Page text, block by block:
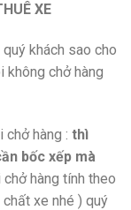
XE
quý khách sao cho
không chở hàng
chở hàng : thì
bốc xếp mà
hàng tính theo
xe nhé ) quý